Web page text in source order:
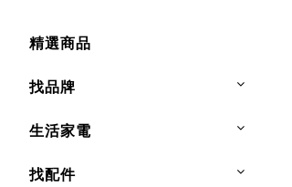
精選商品
找品牌
生活家電
找配件